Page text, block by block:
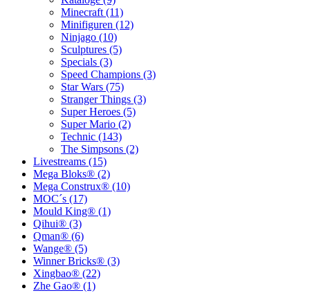
Minecraft (11)
Minifiguren (12)
Ninjago (10)
Sculptures (5)
Specials (3)
Speed Champions (3)
Star Wars (75)
Stranger Things (3)
Super Heroes (5)
Super Mario (2)
Technic (143)
The Simpsons (2)
Livestreams (15)
Mega Bloks® (2)
Mega Construx® (10)
MOC´s (17)
Mould King® (1)
Qihui® (3)
Qman® (6)
Wange® (5)
Winner Bricks® (3)
Xingbao® (22)
Zhe Gao® (1)